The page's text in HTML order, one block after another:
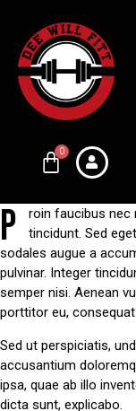
P
roin faucibus nec
tincidunt. Sed
sodales augue a
pulvinar. Integer
semper nisi. Aenean
porttitor eu,
Sed ut perspiciatis,
accusantium
ipsa, quae ab illo
dicta sunt, explicabo.